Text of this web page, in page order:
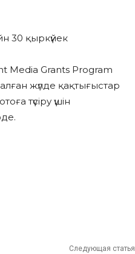
30 қыркүйек
Media Grants Program
жүлде қақтығыстар
түсіру үшін
Следующая статья